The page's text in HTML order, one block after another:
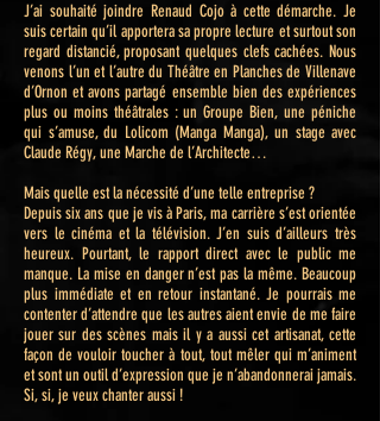
J’ai souhaité joindre Renaud Cojo à cette démarche. Je
suis certain qu’il apportera sa propre lecture et surtout son
regard distancié, proposant quelques clefs cachées. Nous
venons l’un et l’autre du Théâtre en Planches de Villenave
d’Ornon et avons partagé ensemble bien des expériences
plus ou moins théâtrales : un Groupe Bien, une péniche
qui s’amuse, du Lolicom (Manga Manga), un stage avec
Claude Régy, une Marche de l’Architecte…
Mais quelle est la nécessité d’une telle entreprise ?
Depuis six ans que je vis à Paris, ma carrière s’est orientée
vers le cinéma et la télévision. J’en suis d’ailleurs très
heureux. Pourtant, le rapport direct avec le public me
manque. La mise en danger n’est pas la même. Beaucoup
plus immédiate et en retour instantané. Je pourrais me
contenter d’attendre que les autres aient envie de me faire
jouer sur des scènes mais il y a aussi cet artisanat, cette
façon de vouloir toucher à tout, tout mêler qui m’animent
et sont un outil d’expression que je n’abandonnerai jamais.
Si, si, je veux chanter aussi !